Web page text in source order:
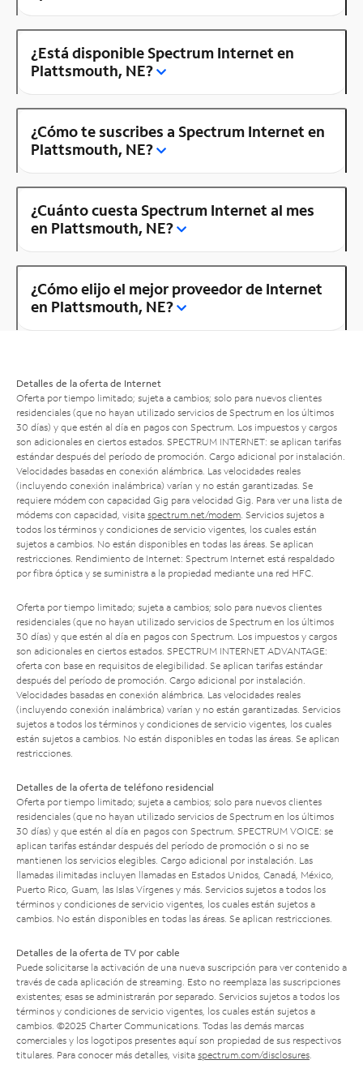
¿Está disponible Spectrum Internet en
Plattsmouth, NE?
¿Cómo te suscribes a Spectrum Internet en
Plattsmouth, NE?
¿Cuánto cuesta Spectrum Internet al mes
en Plattsmouth, NE?
¿Cómo elijo el mejor proveedor de Internet
en Plattsmouth, NE?
Detalles de la oferta de Internet
Oferta por tiempo limitado; sujeta a cambios; solo para nuevos clientes
residenciales (que no hayan utilizado servicios de Spectrum en los últimos
30 días) y que estén al día en pagos con Spectrum. Los impuestos y cargos
son adicionales en ciertos estados. SPECTRUM INTERNET: se aplican tarifas
estándar después del período de promoción. Cargo adicional por instalación.
Velocidades basadas en conexión alámbrica. Las velocidades reales
(incluyendo conexión inalámbrica) varían y no están garantizadas. Se
requiere módem con capacidad Gig para velocidad Gig. Para ver una lista de
módems con capacidad, visita spectrum.net/modem . Servicios sujetos a
todos los términos y condiciones de servicio vigentes, los cuales están
sujetos a cambios. No están disponibles en todas las áreas. Se aplican
restricciones. Rendimiento de Internet: Spectrum Internet está respaldado
por fibra óptica y se suministra a la propiedad mediante una red HFC.
Oferta por tiempo limitado; sujeta a cambios; solo para nuevos clientes
residenciales (que no hayan utilizado servicios de Spectrum en los últimos
30 días) y que estén al día en pagos con Spectrum. Los impuestos y cargos
son adicionales en ciertos estados. SPECTRUM INTERNET ADVANTAGE:
oferta con base en requisitos de elegibilidad. Se aplican tarifas estándar
después del período de promoción. Cargo adicional por instalación.
Velocidades basadas en conexión alámbrica. Las velocidades reales
(incluyendo conexión inalámbrica) varían y no están garantizadas. Servicios
sujetos a todos los términos y condiciones de servicio vigentes, los cuales
están sujetos a cambios. No están disponibles en todas las áreas. Se aplican
restricciones.
Detalles de la oferta de teléfono residencial
Oferta por tiempo limitado; sujeta a cambios; solo para nuevos clientes
residenciales (que no hayan utilizado servicios de Spectrum en los últimos
30 días) y que estén al día en pagos con Spectrum. SPECTRUM VOICE: se
aplican tarifas estándar después del período de promoción o si no se
mantienen los servicios elegibles. Cargo adicional por instalación. Las
llamadas ilimitadas incluyen llamadas en Estados Unidos, Canadá, México,
Puerto Rico, Guam, las Islas Vírgenes y más. Servicios sujetos a todos los
términos y condiciones de servicio vigentes, los cuales están sujetos a
cambios. No están disponibles en todas las áreas. Se aplican restricciones.
Detalles de la oferta de TV por cable
Puede solicitarse la activación de una nueva suscripción para ver contenido a
través de cada aplicación de streaming. Esto no reemplaza las suscripciones
existentes; esas se administrarán por separado. Servicios sujetos a todos los
términos y condiciones de servicio vigentes, los cuales están sujetos a
cambios. ©2025 Charter Communications. Todas las demás marcas
comerciales y los logotipos presentes aquí son propiedad de sus respectivos
titulares. Para conocer más detalles, visita spectrum.com/disclosures